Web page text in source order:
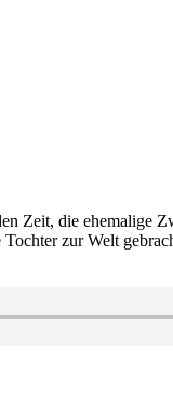
Zeit, die ehemalige
zur Welt